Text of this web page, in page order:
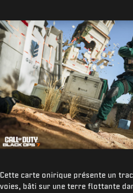
Cette carte onirique présente un
voies, bâti sur une terre flottante